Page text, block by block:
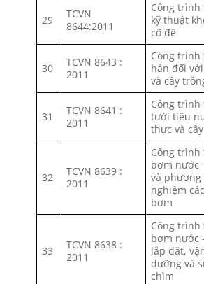
29
TCVN
8644:2011
Công trình
kỹ thuật
cố đê
30
TCVN 8643 :
2011
Công trình
hán đối
và cây
31
TCVN 8641 :
2011
Công trình
tưới tiêu
thực và
32
TCVN 8639 :
2011
Công trình
bơm nước
và
nghiệm
bơm
33
TCVN 8638 :
2011
Công trình
bơm nước
lắp đặt,
dưỡng và
chìm